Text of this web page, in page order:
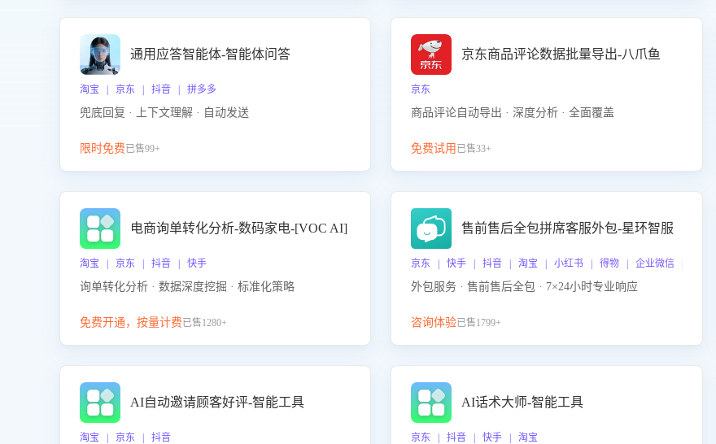
通用应答智能体-智能体问答
淘宝 | 京东 | 抖音 | 拼多多
兜底回复 · 上下文理解 · 自动发送
限时免费已售99+
京东商品评论数据批量导出-八爪鱼
京东
商品评论自动导出 · 深度分析 · 全面覆盖
免费试用 已售33+
电商询单转化分析-数码家电-[VOC AI]
淘宝 | 京东 | 抖音 | 快手
询单转化分析 · 数据深度挖掘 · 标准化策略
免费开通，按量计费已售1280+
售前售后全包拼席客服外包-星环智服
京东 | 快手 | 抖音 | 淘宝 | 小红书 | 得物 | 企业微信 | 跨平台
外包服务 · 售前售后全包 · 7×24小时专业响应
咨询体验已售1799+
AI自动邀请顾客好评-智能工具
淘宝 | 京东 | 抖音
AI话术大师-智能工具
京东 | 抖音 | 快手 | 淘宝